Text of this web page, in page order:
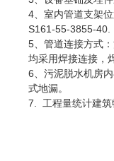
4、室内管道支架位
S161-55-3855-40.
5、管道连接方式：
均采用焊接连接，
6、污泥脱水机房内
式地漏。
7. 工程量统计建筑物